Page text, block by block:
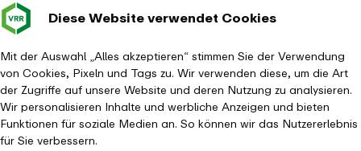
Diese Website verwendet Cookies
Mit der Auswahl „Alles akzeptieren“ stimmen Sie der Verwendung
von Cookies, Pixeln und Tags zu. Wir verwenden diese, um die Art
der Zugriffe auf unsere Website und deren Nutzung zu analysieren.
Wir personalisieren Inhalte und werbliche Anzeigen und bieten
Funktionen für soziale Medien an. So können wir das Nutzererlebnis
für Sie verbessern.
Verkehrsverbund Baustellen im
Leichte
Fahrplanauskunft